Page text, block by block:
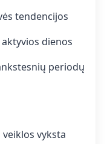
tendencijos
dienos
periodų
vyksta